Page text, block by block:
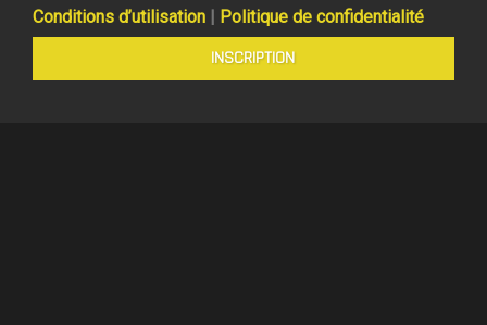
Conditions d’utilisation | Politique de confidentialité
INSCRIPTION